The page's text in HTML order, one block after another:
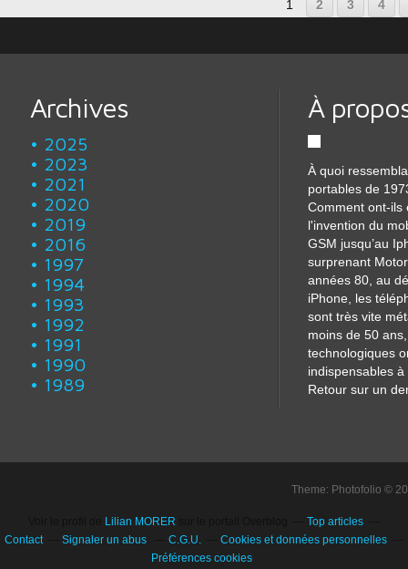
1 2 3 4
Archives
2025
2023
2021
2020
2019
2016
1997
1994
1993
1992
1991
1990
1989
À
À quoi
portables de
Comment ont-ils
l'invention du
GSM jusqu’au
surprenant
années 80, au
iPhone, les
sont très vite
moins de 50
technologiques
indispensables
Retour sur un
Theme: Photofolio ©
Lilian MORER
Top articles
Contact
Signaler un abus C.G.U.
Cookies et données personnelles
Préférences cookies